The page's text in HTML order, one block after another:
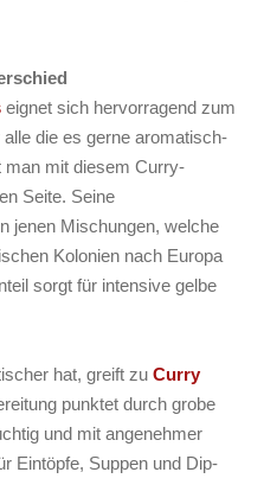
eignet sich hervorragend zum
die es gerne aromatisch-
mit diesem Curry-
Seite. Seine
jenen Mischungen, welche
Kolonien nach Europa
sorgt für intensive gelbe
hat, greift zu Curry
punktet durch grobe
und mit angenehmer
Eintöpfe, Suppen und Dip-